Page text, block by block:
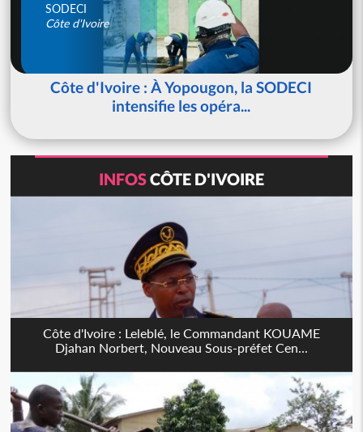
SODECI
Côte d'Ivoire
Côte d'Ivoire : À Yopougon, la SODECI
intensifie les opéra...
INFOSCÔTE D'IVOIRE
Côte d'Ivoire : Leleblé, le Commandant KOUAME
Djahan Norbert, Nouveau Sous-préfet Cen...